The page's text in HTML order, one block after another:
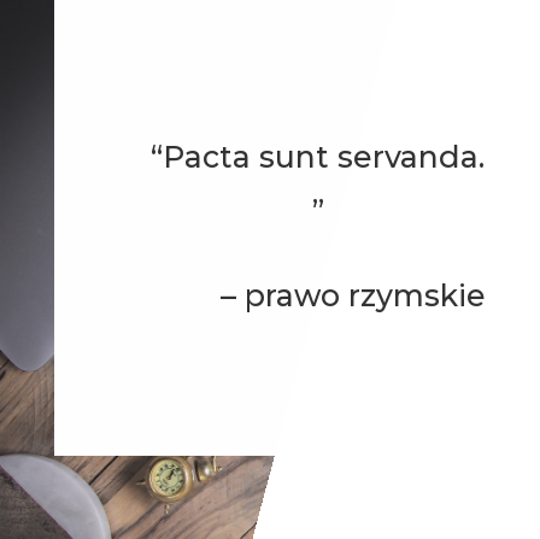
“Pacta sunt servanda.
”
– prawo rzymskie